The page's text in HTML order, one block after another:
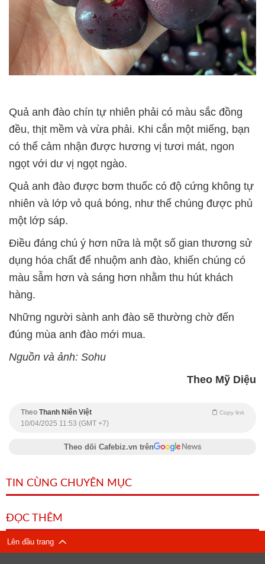
Quả anh đào chín tự nhiên phải có màu sắc đồng
đều, thịt mềm và vừa phải. Khi cắn một miếng, bạn
có thể cảm nhận được hương vị tươi mát, ngon
ngọt với dư vị ngọt ngào.
Quả anh đào được bơm thuốc có độ cứng không tự
nhiên và lớp vỏ quá bóng, như thể chúng được phủ
một lớp sáp.
Điều đáng chú ý hơn nữa là một số gian thương sử
dụng hóa chất để nhuộm anh đào, khiến chúng có
màu sẫm hơn và sáng hơn nhằm thu hút khách
hàng.
Những người sành anh đào sẽ thường chờ đến
đúng mùa anh đào mới mua.
Nguồn và ảnh: Sohu
Theo Mỹ Diệu
Theo Thanh Niên Việt Copy link
10/04/2025 11:53 (GMT +7)
Theo dõi Cafebiz.vn trên
TIN CÙNG CHUYÊN MỤC
ĐỌC THÊM
Lên đầu trang